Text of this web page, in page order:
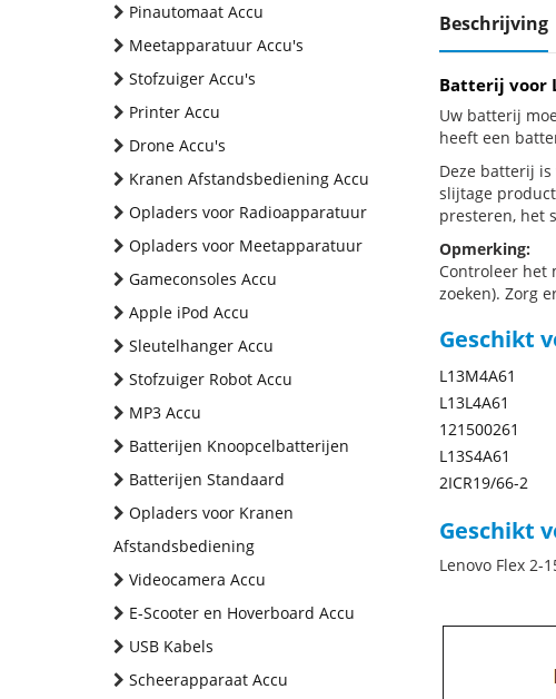
Pinautomaat Accu
Meetapparatuur Accu's
Stofzuiger Accu's
Printer Accu
Drone Accu's
Kranen Afstandsbediening Accu
Opladers voor Radioapparatuur
Opladers voor Meetapparatuur
Gameconsoles Accu
Apple iPod Accu
Sleutelhanger Accu
Stofzuiger Robot Accu
MP3 Accu
Batterijen Knoopcelbatterijen
Batterijen Standaard
Opladers voor Kranen
Afstandsbediening
Videocamera Accu
E-Scooter en Hoverboard Accu
USB Kabels
Scheerapparaat Accu
Beschrijving
Batterij voor
Uw batterij
heeft een
Deze batterij
slijtage
presteren, het
Opmerking:
Controleer het
zoeken). Zorg
Geschikt
L13M4A61
L13L4A61
121500261
L13S4A61
2ICR19/66-2
Geschikt
Lenovo Flex 2-